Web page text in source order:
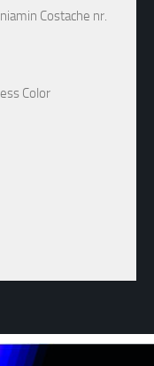
Costache nr.
Color